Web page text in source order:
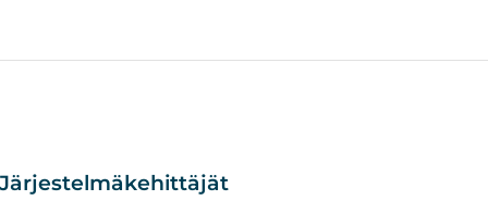
Järjestelmäkehittäjät